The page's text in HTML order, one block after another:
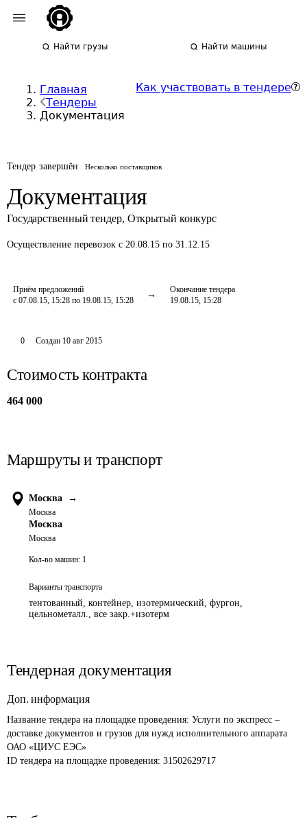
Найти грузы Найти машины
Главная
Тендеры
Документация
Как участвовать в тендере
Тендер завершён Несколько поставщиков
Документация
Государственный тендер, Открытый конкурс
Осуществление перевозок с 20.08.15 по 31.12.15
Приём предложений
с 07.08.15, 15:28 по 19.08.15, 15:28
Окончание тендера
19.08.15, 15:28
0 Создан 10 авг 2015
Стоимость контракта
464 000
Маршруты и транспорт
Москва →
Москва
Москва
Москва
Кол-во машин: 1
Варианты транспорта
тентованный, контейнер, изотермический, фургон,
цельнометалл., все закр.+изотерм
Тендерная документация
Доп. информация
Название тендера на площадке проведения: Услуги по экспресс –
доставке документов и грузов для нужд исполнительного аппарата
ОАО «ЦИУС ЕЭС»
ID тендера на площадке проведения: 31502629717